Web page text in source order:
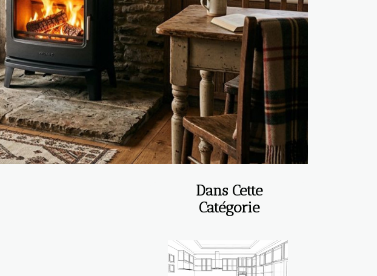
Dans Cette
Catégorie